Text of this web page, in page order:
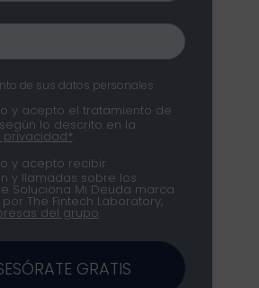
de sus datos personales
y acepto el tratamiento de
lo descrito en la
y acepto recibir
y llamadas sobre los
Soluciona Mi Deuda marca
The Fintech Laboratory,
del grupo
GRATIS